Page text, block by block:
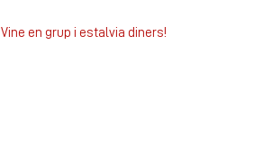
Vine en grup i estalvia diners!